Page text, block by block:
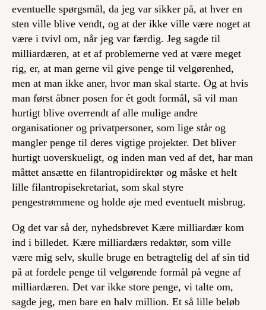
eventuelle spørgsmål, da jeg var sikker på, at hver en
sten ville blive vendt, og at der ikke ville være noget at
være i tvivl om, når jeg var færdig. Jeg sagde til
milliardæren, at et af problemerne ved at være meget
rig, er, at man gerne vil give penge til velgørenhed,
men at man ikke aner, hvor man skal starte. Og at hvis
man først åbner posen for ét godt formål, så vil man
hurtigt blive overrendt af alle mulige andre
organisationer og privatpersoner, som lige står og
mangler penge til deres vigtige projekter. Det bliver
hurtigt uoverskueligt, og inden man ved af det, har man
måttet ansætte en filantropidirektør og måske et helt
lille filantropisekretariat, som skal styre
pengestrømmene og holde øje med eventuelt misbrug.
Og det var så der, nyhedsbrevet Kære milliardær kom
ind i billedet. Kære milliardærs redaktør, som ville
være mig selv, skulle bruge en betragtelig del af sin tid
på at fordele penge til velgørende formål på vegne af
milliardæren. Det var ikke store penge, vi talte om,
sagde jeg, men bare en halv million. Et så lille beløb